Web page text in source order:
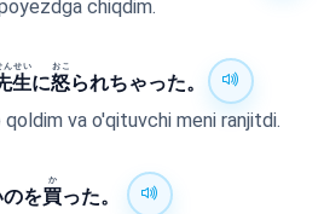
chiqdim.
ん
生
せい
に怒
おこ
られちゃった。
va o'qituvchi meni ranjitdi.
のを買
か
った。